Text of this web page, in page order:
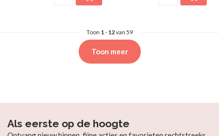
Toon 1- 12van 59
Toon meer
Als eerste op de hoogte